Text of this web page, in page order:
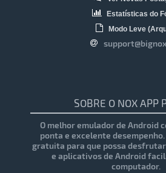
Estatísticas do
Modo Leve
SOBRE O NOX APP
O melhor emulador de Android
ponta e excelente
gratuita para que possa
e aplicativos de Android
computador.